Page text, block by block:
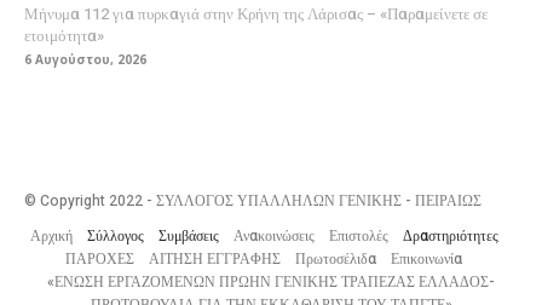
Μήνυμα 112 για πυρκαγιά στην Κρήνη της Λάρισας – «Παραμείνετε σε
ετοιμότητα»
6 Αυγούστου, 2026
© Copyright 2022 - ΣΥΛΛΟΓΟΣ ΥΠΑΛΛΗΛΩΝ ΓΕΝΙΚΗΣ - ΠΕΙΡΑΙΩΣ
Αρχική
Σύλλογος Συμβάσεις Ανακοινώσεις Επιστολές
Δραστηριότητες
ΠΑΡΟΧΕΣ
ΑΙΤΗΣΗ ΕΓΓΡΑΦΗΣ Πρωτοσέλιδα
Επικοινωνία
«ΕΝΩΣΗ ΕΡΓΑΖΟΜΕΝΩΝ ΠΡΩΗΝ ΓΕΝΙΚΗΣ ΤΡΑΠΕΖΑΣ ΕΛΛΑΔΟΣ-